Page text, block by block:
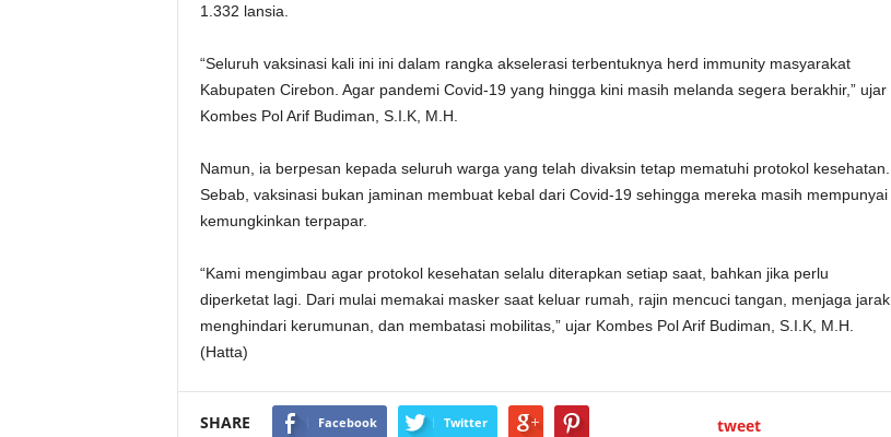
1.332 lansia.
“Seluruh vaksinasi kali ini ini dalam rangka akselerasi terbentuknya herd immunity masyarakat
Kabupaten Cirebon. Agar pandemi Covid-19 yang hingga kini masih melanda segera berakhir,” ujar
Kombes Pol Arif Budiman, S.I.K, M.H.
Namun, ia berpesan kepada seluruh warga yang telah divaksin tetap mematuhi protokol kesehatan.
Sebab, vaksinasi bukan jaminan membuat kebal dari Covid-19 sehingga mereka masih mempunyai
kemungkinkan terpapar.
“Kami mengimbau agar protokol kesehatan selalu diterapkan setiap saat, bahkan jika perlu
diperketat lagi. Dari mulai memakai masker saat keluar rumah, rajin mencuci tangan, menjaga jarak,
menghindari kerumunan, dan membatasi mobilitas,” ujar Kombes Pol Arif Budiman, S.I.K, M.H.
(Hatta)
SHARE Facebook Twitter tweet